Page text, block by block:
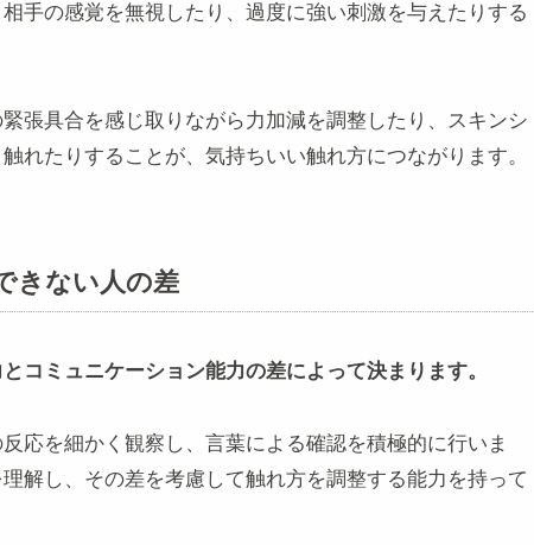
手の感覚を無視したり、過度に強い刺激を与えたりする
張具合を感じ取りながら力加減を調整したり、スキンシ
れたりすることが、気持ちいい触れ方につながります。
きない人の差
コミュニケーション能力の差によって決まります。
応を細かく観察し、言葉による確認を積極的に行いま
解し、その差を考慮して触れ方を調整する能力を持って